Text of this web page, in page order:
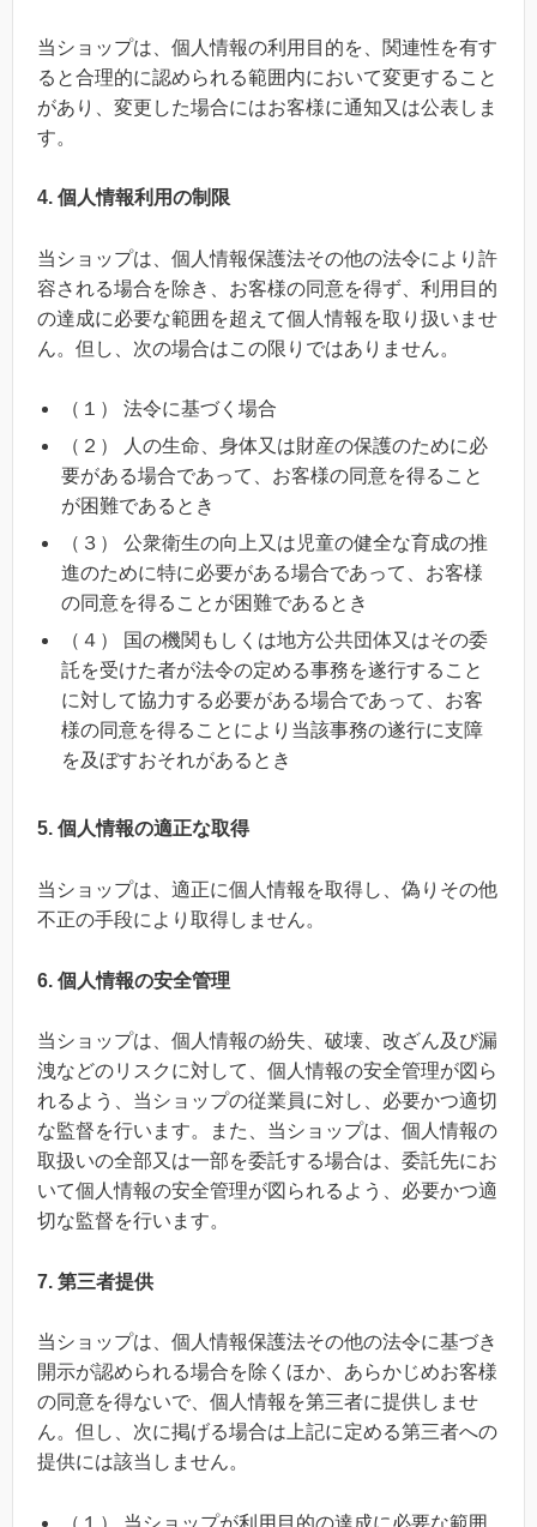
当ショップは、個人情報の利用目的を、関連性を有す
ると合理的に認められる範囲内において変更すること
があり、変更した場合にはお客様に通知又は公表しま
す。
4. 個人情報利用の制限
当ショップは、個人情報保護法その他の法令により許
容される場合を除き、お客様の同意を得ず、利用目的
の達成に必要な範囲を超えて個人情報を取り扱いませ
ん。但し、次の場合はこの限りではありません。
（１） 法令に基づく場合
（２） 人の生命、身体又は財産の保護のために必
要がある場合であって、お客様の同意を得ること
が困難であるとき
（３） 公衆衛生の向上又は児童の健全な育成の推
進のために特に必要がある場合であって、お客様
の同意を得ることが困難であるとき
（４） 国の機関もしくは地方公共団体又はその委
託を受けた者が法令の定める事務を遂行すること
に対して協力する必要がある場合であって、お客
様の同意を得ることにより当該事務の遂行に支障
を及ぼすおそれがあるとき
5. 個人情報の適正な取得
当ショップは、適正に個人情報を取得し、偽りその他
不正の手段により取得しません。
6. 個人情報の安全管理
当ショップは、個人情報の紛失、破壊、改ざん及び漏
洩などのリスクに対して、個人情報の安全管理が図ら
れるよう、当ショップの従業員に対し、必要かつ適切
な監督を行います。また、当ショップは、個人情報の
取扱いの全部又は一部を委託する場合は、委託先にお
いて個人情報の安全管理が図られるよう、必要かつ適
切な監督を行います。
7. 第三者提供
当ショップは、個人情報保護法その他の法令に基づき
開示が認められる場合を除くほか、あらかじめお客様
の同意を得ないで、個人情報を第三者に提供しませ
ん。但し、次に掲げる場合は上記に定める第三者への
提供には該当しません。
（１） 当ショップが利用目的の達成に必要な範囲